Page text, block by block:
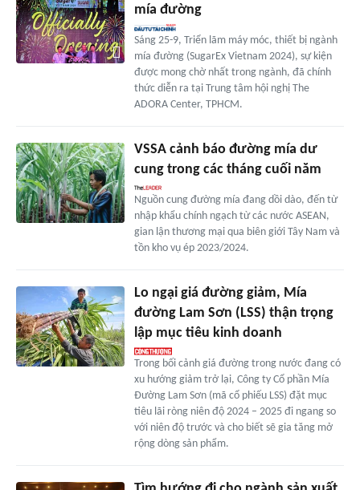
mía đường
Sáng 25-9, Triển lãm máy móc, thiết bị ngành
mía đường (SugarEx Vietnam 2024), sự kiện
được mong chờ nhất trong ngành, đã chính
thức diễn ra tại Trung tâm hội nghị The
ADORA Center, TPHCM.
VSSA cảnh báo đường mía dư
cung trong các tháng cuối năm
Nguồn cung đường mía đang dồi dào, đến từ
nhập khẩu chính ngạch từ các nước ASEAN,
gian lận thương mại qua biên giới Tây Nam và
tồn kho vụ ép 2023/2024.
Lo ngại giá đường giảm, Mía
đường Lam Sơn (LSS) thận trọng
lập mục tiêu kinh doanh
Trong bối cảnh giá đường trong nước đang có
xu hướng giảm trở lại, Công ty Cổ phần Mía
Đường Lam Sơn (mã cổ phiếu LSS) đặt mục
tiêu lãi ròng niên độ 2024 – 2025 đi ngang so
với niên độ trước và cho biết sẽ gia tăng mở
rộng dòng sản phẩm.